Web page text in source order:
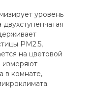
уровень
PM2.5,
на цветовой
измеряют
в комнате,